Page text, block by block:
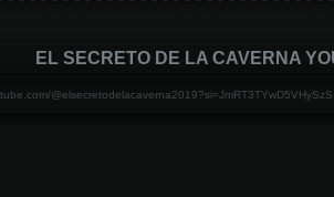
EL SECRETO DE LA CAVERNA
@elsecretodelacaverna2019?si=JmRT3TYwD5VHySzS